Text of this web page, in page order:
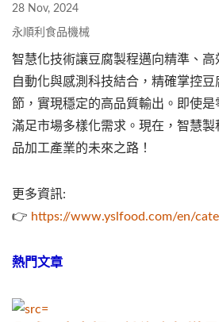
28 Nov, 2024
永順利食品機械
智慧化技術讓豆腐製程邁向精準、
自動化與感測科技結合，精確掌控
節，實現穩定的高品質輸出。即使是
滿足市場多樣化需求。現在，智慧
品加工產業的未來之路！
更多資訊:
👉 https://www.yslfood.com/en/
熱門文章